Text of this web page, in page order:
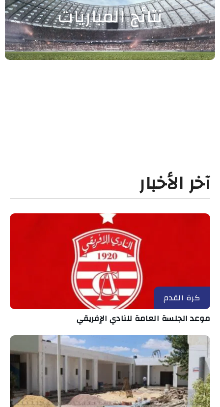
نتائج المباريات
آخر الأخبار
كرة القدم
موعد الجلسة العامة للنادي الإفريقي